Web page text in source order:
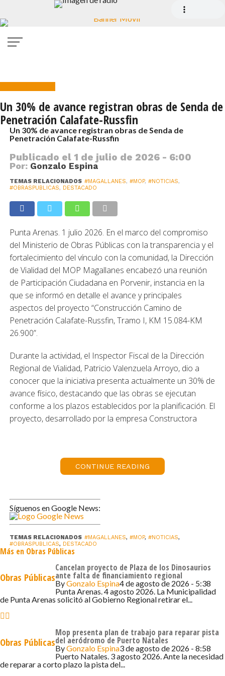
Obras Públicas
Un 30% de avance registran obras de Senda de
Penetración Calafate-Russfin
Un 30% de avance registran obras de Senda de
Penetración Calafate-Russfin
Publicado el 1 de julio de 2026 - 6:00
Por: Gonzalo Espina
TEMAS RELACIONADOS #MAGALLANES, #MOP, #NOTICIAS,
#OBRASPUBLICAS, DESTACADO
Punta Arenas. 1 julio 2026. En el marco del compromiso
del Ministerio de Obras Públicas con la transparencia y el
fortalecimiento del vínculo con la comunidad, la Dirección
de Vialidad del MOP Magallanes encabezó una reunión
de Participación Ciudadana en Porvenir, instancia en la
que se informó en detalle el avance y principales
aspectos del proyecto “Construcción Camino de
Penetración Calafate-Russfin, Tramo I, KM 15.084-KM
26.900”.
Durante la actividad, el Inspector Fiscal de la Dirección
Regional de Vialidad, Patricio Valenzuela Arroyo, dio a
conocer que la iniciativa presenta actualmente un 30% de
avance físico, destacando que las obras se ejecutan
conforme a los plazos establecidos por la planificación. El
proyecto, desarrollado por la empresa Constructora
En la exposición técnica se abordaron los principales
893, abarcando las comunas de Porvenir y Timaukel. La
iniciativa contempla una calzada bidireccional de dos
de saneamiento de aguas lluvias, entre otras soluciones
orientadas a mejorar la infraestructura vial del territorio.
La reunión logró convocar a diversos actores de la
provincia, entre ellos el alcalde de Timaukel, Luis Barría,
junto a integrantes del concejo municipal; el presidente de
presidentas de juntas de vecinos de Porvenir, además de
representantes de las fuerzas de orden y seguridad, y
funcionarios de distintos servicios públicos.
CONTINUE READING
Síguenos en Google News:
TEMAS RELACIONADOS #MAGALLANES, #MOP, #NOTICIAS,
#OBRASPUBLICAS, DESTACADO
Más en Obras Públicas
Obras Públicas
Cancelan proyecto de Plaza de los Dinosaurios
ante falta de financiamiento regional
ByGonzalo Espina4 de agosto de 2026 - 5:38
Punta Arenas. 4 agosto 2026. La Municipalidad
de Punta Arenas solicitó al Gobierno Regional retirar el...
Obras Públicas
Mop presenta plan de trabajo para reparar pista
del aeródromo de Puerto Natales
ByGonzalo Espina3 de agosto de 2026 - 8:58
Puerto Natales. 3 agosto 2026. Ante la necesidad
de reparar a corto plazo la pista del...